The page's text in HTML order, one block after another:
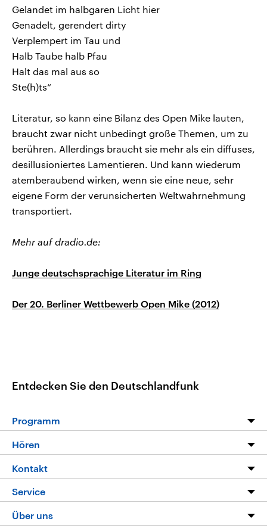
Gelandet im halbgaren Licht hier
Genadelt, gerendert dirty
Verplempert im Tau und
Halb Taube halb Pfau
Halt das mal aus so
Ste(h)ts“
Literatur, so kann eine Bilanz des Open Mike lauten,
braucht zwar nicht unbedingt große Themen, um zu
berühren. Allerdings braucht sie mehr als ein diffuses,
desillusioniertes Lamentieren. Und kann wiederum
atemberaubend wirken, wenn sie eine neue, sehr
eigene Form der verunsicherten Weltwahrnehmung
transportiert.
Mehr auf dradio.de:
Junge deutschsprachige Literatur im Ring
Der 20. Berliner Wettbewerb Open Mike (2012)
Entdecken Sie den Deutschlandfunk
Programm
Die Nachrichten
Nachrichtenleicht
Neue Beiträge auf dlf.de
Hören
Livestream
Podcasts
Deutschlandfunk App
Kontakt
Hörerservice
Service
FAQ
Über uns